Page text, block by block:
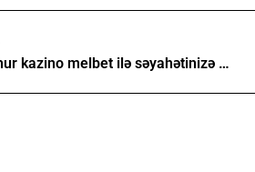
Dünyanın ən məşhur kazino melbet ilə səyahətinizə başlayın